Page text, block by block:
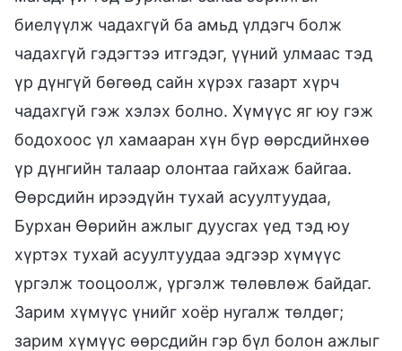
биелүүлж чадахгүй ба амьд үлдэгч болж
чадахгүй гэдэгтээ итгэдэг, үүний улмаас тэд
үр дүнгүй бөгөөд сайн хүрэх газарт хүрч
чадахгүй гэж хэлэх болно. Хүмүүс яг юу гэж
бодохоос үл хамааран хүн бүр өөрсдийнхөө
үр дүнгийн талаар олонтаа гайхаж байгаа.
Өөрсдийн ирээдүйн тухай асуултуудаа,
Бурхан Өөрийн ажлыг дуусгах үед тэд юу
хүртэх тухай асуултуудаа эдгээр хүмүүс
үргэлж тооцоолж, үргэлж төлөвлөж байдаг.
Зарим хүмүүс үнийг хоёр нугалж төлдөг;
зарим хүмүүс өөрсдийн гэр бүл болон ажлыг